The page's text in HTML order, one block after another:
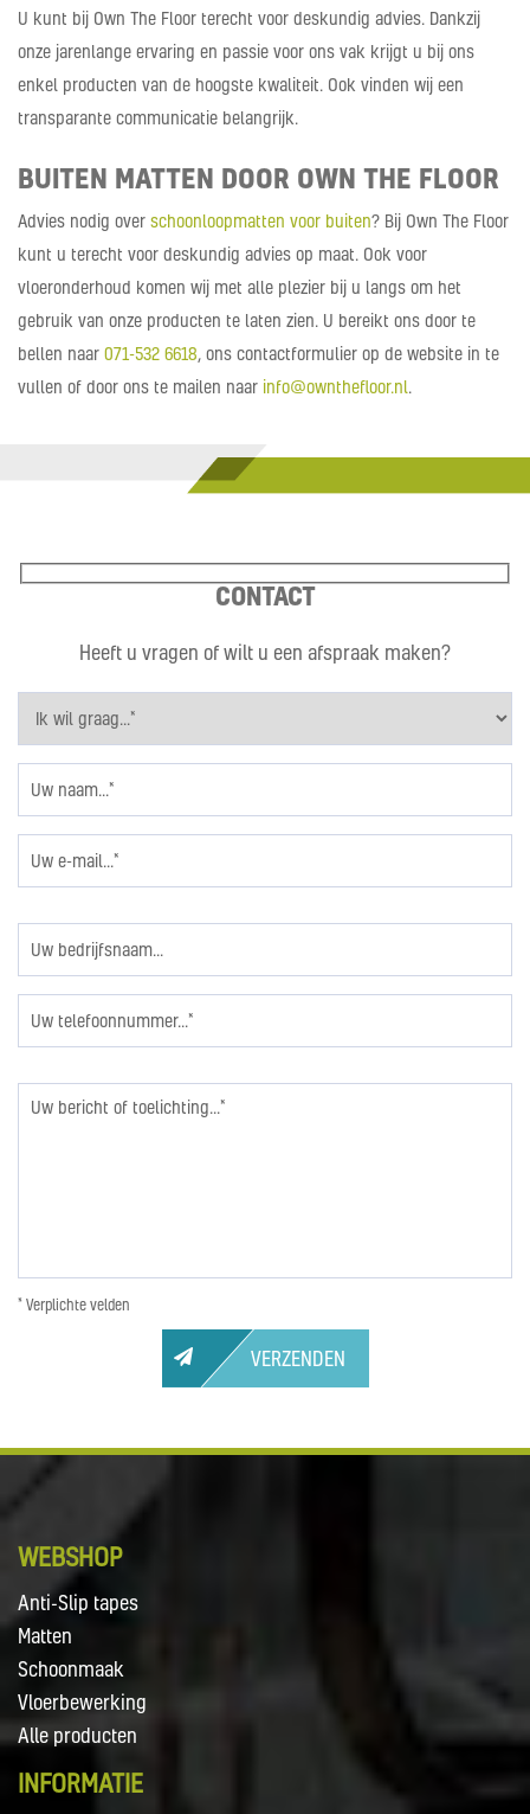
U kunt bij Own The Floor terecht voor deskundig advies. Dankzij
onze jarenlange ervaring en passie voor ons vak krijgt u bij ons
enkel producten van de hoogste kwaliteit. Ook vinden wij een
transparante communicatie belangrijk.
BUITEN MATTEN DOOR OWN THE FLOOR
Advies nodig over schoonloopmatten voor buiten? Bij Own The Floor
kunt u terecht voor deskundig advies op maat. Ook voor
vloeronderhoud komen wij met alle plezier bij u langs om het
gebruik van onze producten te laten zien. U bereikt ons door te
bellen naar 071-532 6618, ons contactformulier op de website in te
vullen of door ons te mailen naar info@ownthefloor.nl.
CONTACT
Heeft u vragen of wilt u een afspraak maken?
* Verplichte velden
VERZENDEN
WEBSHOP
Anti-Slip tapes
Matten
Schoonmaak
Vloerbewerking
Alle producten
INFORMATIE